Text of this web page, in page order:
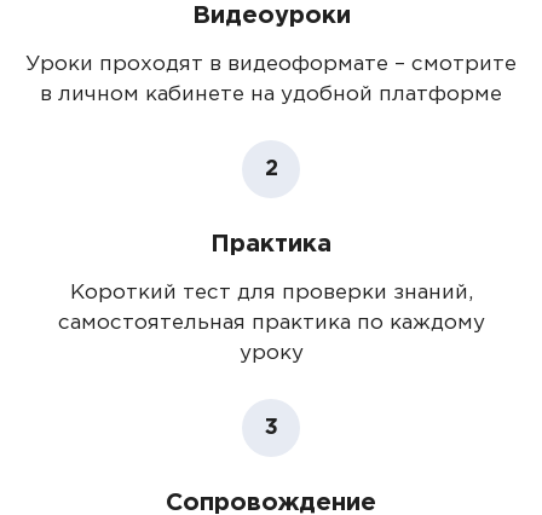
Видеоуроки
Уроки проходят в видеоформате – смотрите
в личном кабинете на удобной платформе
2
Практика
Короткий тест для проверки знаний,
самостоятельная практика по каждому
уроку
3
Сопровождение